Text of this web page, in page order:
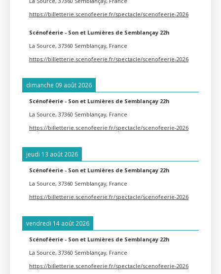
https://billetterie.scenofeerie.fr/spectacle/scenofeerie-2026
Scénoféerie - Son et Lumières de Semblançay 22h
La Source, 37360 Semblançay, France
https://billetterie.scenofeerie.fr/spectacle/scenofeerie-2026
dimanche 09 août 2026
Scénoféerie - Son et Lumières de Semblançay 22h
La Source, 37360 Semblançay, France
https://billetterie.scenofeerie.fr/spectacle/scenofeerie-2026
jeudi 13 août 2026
Scénoféerie - Son et Lumières de Semblançay 22h
La Source, 37360 Semblançay, France
https://billetterie.scenofeerie.fr/spectacle/scenofeerie-2026
vendredi 14 août 2026
Scénoféerie - Son et Lumières de Semblançay 22h
La Source, 37360 Semblançay, France
https://billetterie.scenofeerie.fr/spectacle/scenofeerie-2026